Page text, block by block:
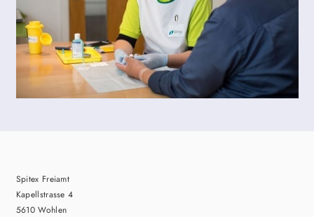
Spitex Freiamt
Kapellstrasse 4
5610 Wohlen